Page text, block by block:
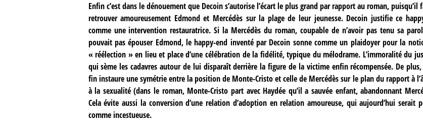
Enfin c’est dans le dénouement que Decoin s’autorise l’écart le plus grand par rapport au roman, puisqu’il
retrouver amoureusement Edmond et Mercédès sur la plage de leur jeunesse. Decoin justifie ce
comme une intervention restauratrice. Si la Mercédès du roman, coupable de n’avoir pas tenu sa
pouvait pas épouser Edmond, le happy-end inventé par Decoin sonne comme un plaidoyer pour la
« réélection » en lieu et place d’une célébration de la fidélité, typique du mélodrame. L’immoralité du
qui sème les cadavres autour de lui disparaît derrière la figure de la victime enfin récompensée. De
fin instaure une symétrie entre la position de Monte-Cristo et celle de Mercédès sur le plan du rapport à
à la sexualité (dans le roman, Monte-Cristo part avec Haydée qu’il a sauvée enfant, abandonnant
Cela évite aussi la conversion d’une relation d’adoption en relation amoureuse, qui aujourd’hui serait
comme incestueuse.